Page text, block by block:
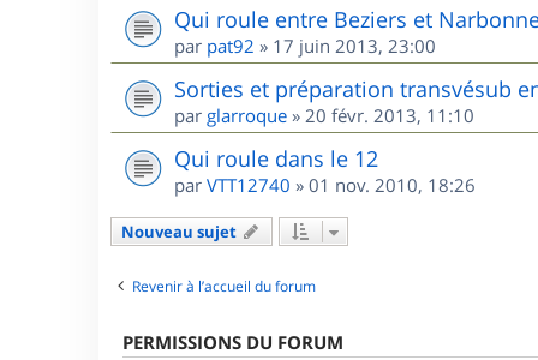
Qui roule entre Beziers et
par pat92 » 17 juin 2013, 23:00
Sorties et préparation transvésub
par glarroque » 20 févr. 2013, 11:10
Qui roule dans le 12
par VTT12740 » 01 nov. 2010, 18:26
Nouveau sujet
Revenir à l’accueil du forum
PERMISSIONS DU FORUM